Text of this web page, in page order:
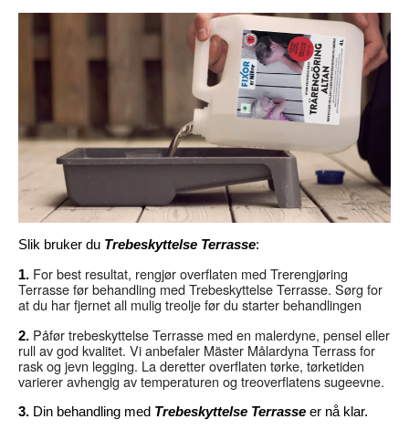
Slik bruker du Trebeskyttelse Terrasse:
1. For best resultat, rengjør overflaten med Trerengjøring
Terrasse før behandling med Trebeskyttelse Terrasse. Sørg for
at du har fjernet all mulig treolje før du starter behandlingen
2. Påfør trebeskyttelse Terrasse med en malerdyne, pensel eller
rull av god kvalitet. Vi anbefaler Mäster Målardyna Terrass for
rask og jevn legging. La deretter overflaten tørke, tørketiden
varierer avhengig av temperaturen og treoverflatens sugeevne.
3. Din behandling med Trebeskyttelse Terrasse er nå klar.